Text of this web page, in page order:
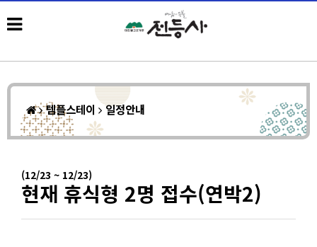
템플스테이 일정안내
(12/23 ~ 12/23)
현재 휴식형 2명 접수(연박2)